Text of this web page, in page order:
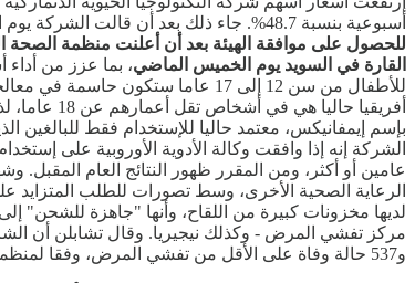
أسبوعية بنسبة 48.7%. جاء ذلك بعد أن قالت الشركة يوم الجمعة الماضية أنها قدمت بيانات إلى هيئة تنظيم الأدوية في الإتحاد الأوروبي لتوسيع إستخدام لقاح جدري القردة للمراهقين.
للحصول على موافقة الهيئة بعد أن أعلنت منظمة الصحة
القارة في السويد يوم الخميس الماضي
أفريقيا
الشركة إنه إذا وافقت وكالة الأدوية الأوروبية على
لديها مخزونات كبيرة من اللقاح، وأنها "جاهزة للشحن"
و537 حالة وفاة على الأقل من تفشي المرض، وفقا لمنظمة الصحة العالمية. يأتي ذلك بعد تفشي سابق لسلالة أخرى من جدري القردة في عام 2022، والتي تم إعلانها أيضا حالة طوارئ صحية عامة.